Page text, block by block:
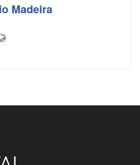
Madeira